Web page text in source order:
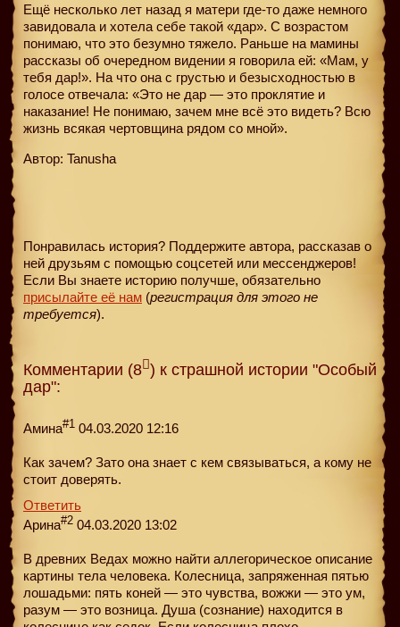
Ещё несколько лет назад я матери где-то даже немного
завидовала и хотела себе такой «дар». С возрастом
понимаю, что это безумно тяжело. Раньше на мамины
рассказы об очередном видении я говорила ей: «Мам, у
тебя дар!». На что она с грустью и безысходностью в
голосе отвечала: «Это не дар — это проклятие и
наказание! Не понимаю, зачем мне всё это видеть? Всю
жизнь всякая чертовщина рядом со мной».
Автор: Tanusha
Понравилась история? Поддержите автора, рассказав о
ней друзьям с помощью соцсетей или мессенджеров!
Если Вы знаете историю получше, обязательно
присылайте её нам (регистрация для этого не
требуется).
Комментарии (8 ) к страшной истории "Особый
дар":
Амина#1 04.03.2020 12:16
Как зачем? Зато она знает с кем связываться, а кому не
стоит доверять.
Ответить
Арина#2 04.03.2020 13:02
В древних Ведах можно найти аллегорическое описание
картины тела человека. Колесница, запряженная пятью
лошадьми: пять коней — это чувства, вожжи — это ум,
разум — это возница. Душа (сознание) находится в